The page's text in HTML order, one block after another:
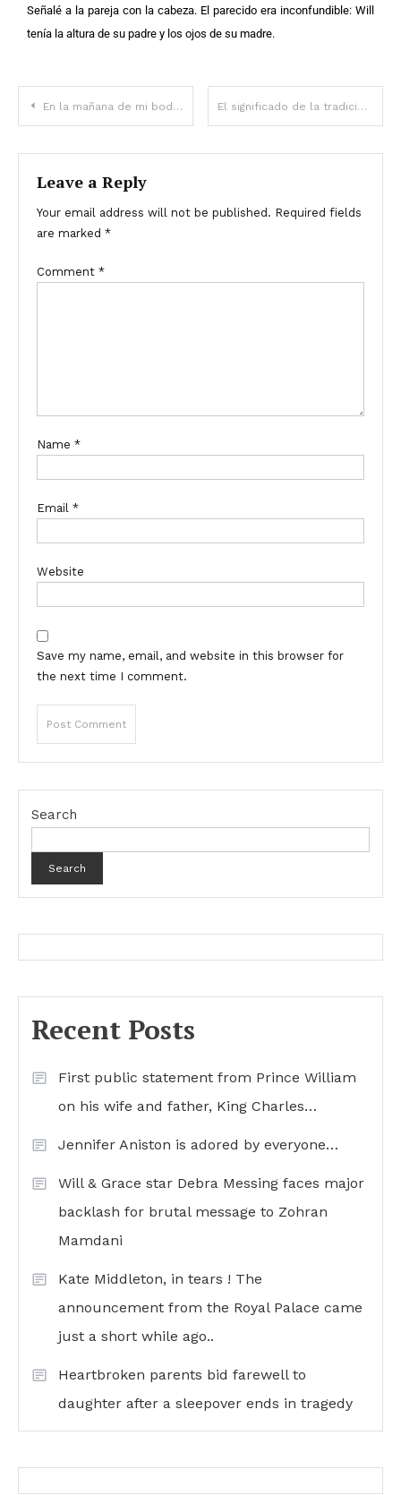
Señalé a la pareja con la cabeza. El parecido era inconfundible: Will
tenía la altura de su padre y los ojos de su madre.
En la mañana de mi boda, encontré un bebé en mi puerta con una nota. El significado de la tradición de las monedas en las lápidas
Leave a Reply
Your email address will not be published. Required fields
are marked *
Comment *
Name *
Email *
Website
Save my name, email, and website in this browser for
the next time I comment.
Search
Search
Recent Posts
First public statement from Prince William
on his wife and father, King Charles…
Jennifer Aniston is adored by everyone…
Will & Grace star Debra Messing faces major
backlash for brutal message to Zohran
Mamdani
Kate Middleton, in tears ! The
announcement from the Royal Palace came
just a short while ago..
Heartbroken parents bid farewell to
daughter after a sleepover ends in tragedy